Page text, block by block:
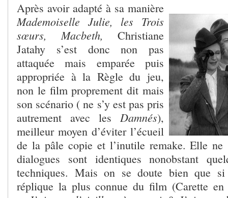
Après avoir adapté à sa manière
Mademoiselle Julie, les Trois
sœurs, Macbeth,
Christiane
Jatahy s’est donc non pas
attaquée mais emparée puis
appropriée à la Règle du jeu,
non le film proprement dit mais
son scénario ( ne s’y est pas pris
autrement avec les Damnés),
meilleur moyen d’éviter l’écueil
de la pâle copie et l’inutile remake. Elle ne
dialogues sont identiques nonobstant
techniques. Mais on se doute bien que
réplique la plus connue du film (Carette